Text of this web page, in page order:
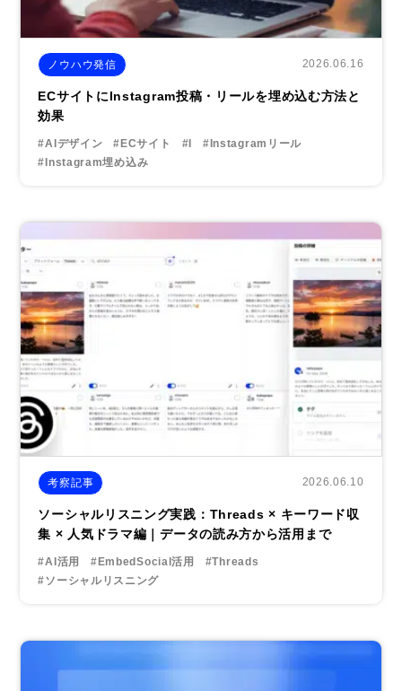
ノウハウ発信 2026.06.16
ECサイトにInstagram投稿・リールを埋め込む方法と
効果
#AIデザイン #ECサイト #I
#Instagramリール
#Instagram埋め込み
考察記事 2026.06.10
ソーシャルリスニング実践：Threads × キーワード収
集 × 人気ドラマ編｜データの読み方から活用まで
#AI活用 #EmbedSocial活用
#Threads
#ソーシャルリスニング